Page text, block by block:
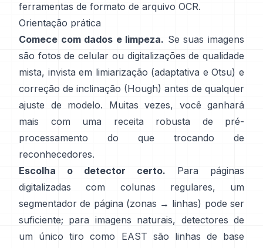
ferramentas de formato de arquivo OCR.
Orientação prática
Comece com dados e limpeza. Se suas imagens
são fotos de celular ou digitalizações de qualidade
mista, invista em limiarização (adaptativa e Otsu) e
correção de inclinação (Hough) antes de qualquer
ajuste de modelo. Muitas vezes, você ganhará
mais com uma receita robusta de pré-
processamento do que trocando de
reconhecedores.
Escolha o detector certo. Para páginas
digitalizadas com colunas regulares, um
segmentador de página (zonas → linhas) pode ser
suficiente; para imagens naturais, detectores de
um único tiro como
EAST são linhas de base